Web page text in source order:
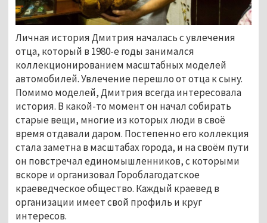
Личная история Дмитрия началась с увлечения
отца, который в 1980-е годы занимался
коллекционированием масштабных моделей
автомобилей. Увлечение перешло от отца к сыну.
Помимо моделей, Дмитрия всегда интересовала
история. В какой-то момент он начал собирать
старые вещи, многие из которых люди в своё
время отдавали даром. Постепенно его коллекция
стала заметна в масштабах города, и на своём пути
он повстречал единомышленников, с которыми
вскоре и организовал Гороблагодатское
краеведческое общество. Каждый краевед в
организации имеет свой профиль и круг
интересов.